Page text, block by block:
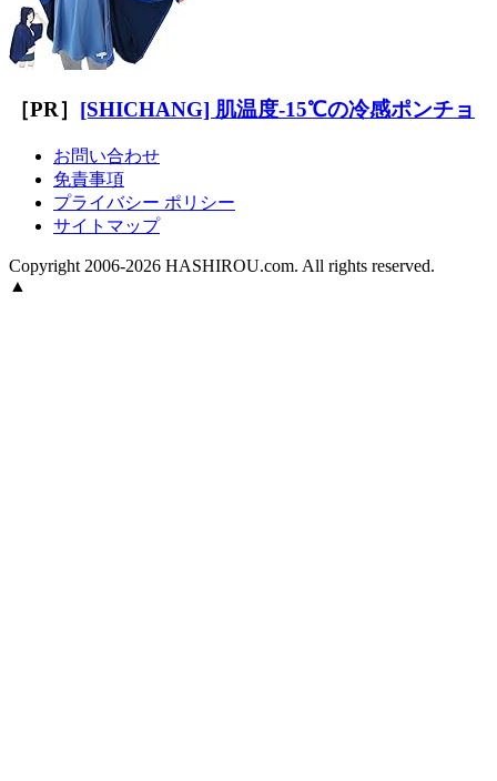
［PR］ [SHICHANG] 肌温度-15℃の冷感ポンチョ
お問い合わせ
免責事項
プライバシー ポリシー
サイトマップ
Copyright 2006-2026 HASHIROU.com. All rights reserved.
▲